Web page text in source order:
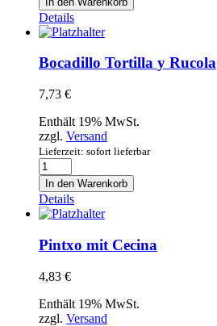
frittierten
Calamaresringen,
Aioli
und
Mojo
Details
Bocadillo Tortilla y Rucola
7,73 €
Enthält 19% MwSt.
zzgl. Versand
Lieferzeit: sofort lieferbar
Bocadillo
Tortilla
y
Rucola
Menge
In den Warenkorb
Details
Pintxo mit Cecina
4,83 €
Enthält 19% MwSt.
zzgl. Versand